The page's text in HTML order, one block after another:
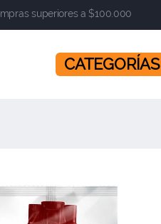
superiores a $100.000
​​​​​​​ CATEGORÍAS